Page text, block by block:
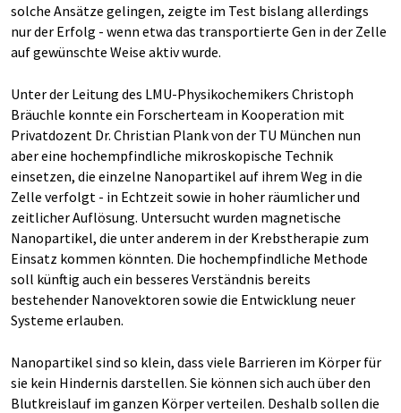
solche Ansätze gelingen, zeigte im Test bislang allerdings
nur der Erfolg - wenn etwa das transportierte Gen in der Zelle
auf gewünschte Weise aktiv wurde.
Unter der Leitung des LMU-Physikochemikers Christoph
Bräuchle konnte ein Forscherteam in Kooperation mit
Privatdozent Dr. Christian Plank von der TU München nun
aber eine hochempfindliche mikroskopische Technik
einsetzen, die einzelne Nanopartikel auf ihrem Weg in die
Zelle verfolgt - in Echtzeit sowie in hoher räumlicher und
zeitlicher Auflösung. Untersucht wurden magnetische
Nanopartikel, die unter anderem in der Krebstherapie zum
Einsatz kommen könnten. Die hochempfindliche Methode
soll künftig auch ein besseres Verständnis bereits
bestehender Nanovektoren sowie die Entwicklung neuer
Systeme erlauben.
Nanopartikel sind so klein, dass viele Barrieren im Körper für
sie kein Hindernis darstellen. Sie können sich auch über den
Blutkreislauf im ganzen Körper verteilen. Deshalb sollen die